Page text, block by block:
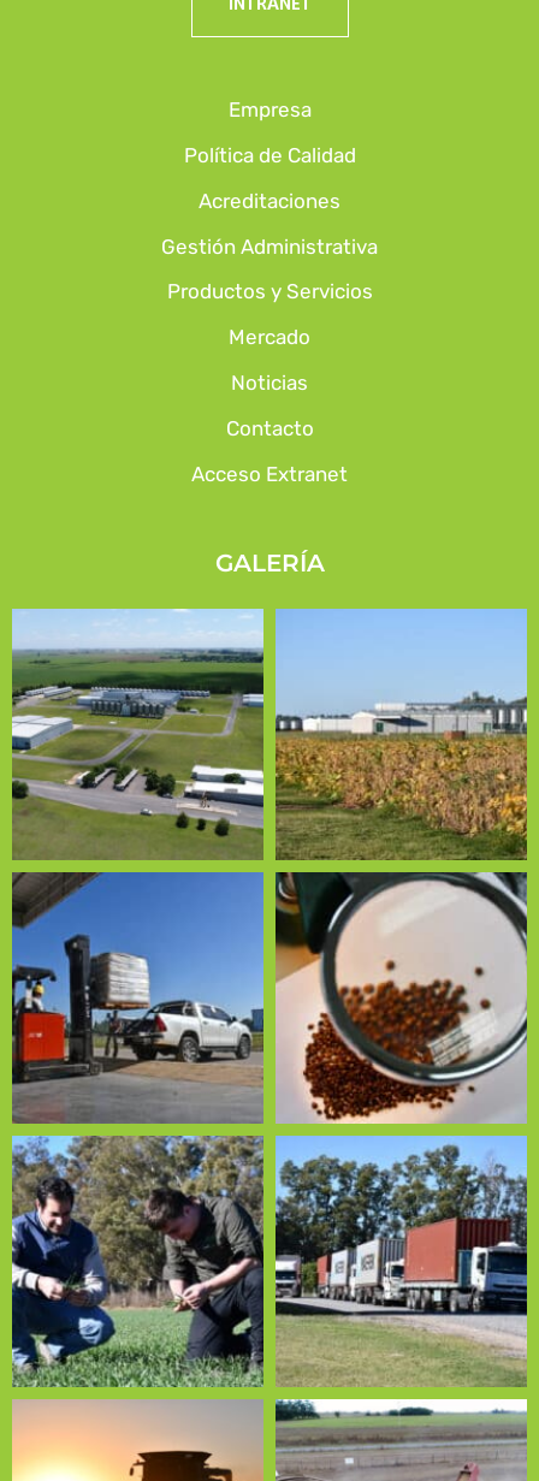
Empresa
Política de Calidad
Acreditaciones
Gestión Administrativa
Productos y Servicios
Mercado
Noticias
Contacto
Acceso Extranet
GALERÍA